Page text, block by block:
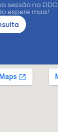
sessão na
espere mais!